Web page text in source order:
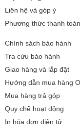
Điều khiển đơn
Liên hệ và góp ý
Phương thức thanh toán
Chính sách bảo hành
Tra cứu bảo hành
Giao hàng và lắp đặt
Hướng dẫn mua hàng
Mua hàng trả góp
Quy chế hoạt động
In hóa đơn điện tử